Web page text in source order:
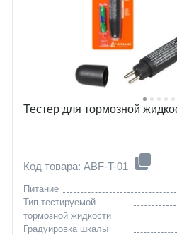
Тестер для тормозной
Код товара: ABF-T-01
Питание
Тип тестируемой
тормозной жидкости
Градуировка шкалы